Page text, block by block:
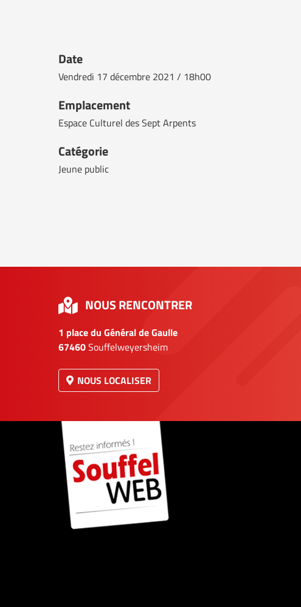
Date
Vendredi 17 décembre 2021 / 18h00
Emplacement
Espace Culturel des Sept Arpents
Catégorie
Jeune public
NOUS RENCONTRER
1 place du Général de Gaulle
67460Souffelweyersheim
NOUS LOCALISER